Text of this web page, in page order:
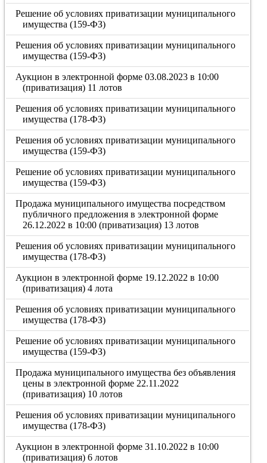
Решение об условиях приватизации муниципального
имущества (159-ФЗ)
Решения об условиях приватизации муниципального
имущества (159-ФЗ)
Аукцион в электронной форме 03.08.2023 в 10:00
(приватизация) 11 лотов
Решения об условиях приватизации муниципального
имущества (178-ФЗ)
Решения об условиях приватизации муниципального
имущества (159-ФЗ)
Решение об условиях приватизации муниципального
имущества (159-ФЗ)
Продажа муниципального имущества посредством
публичного предложения в электронной форме
26.12.2022 в 10:00 (приватизация) 13 лотов
Решения об условиях приватизации муниципального
имущества (178-ФЗ)
Аукцион в электронной форме 19.12.2022 в 10:00
(приватизация) 4 лота
Решения об условиях приватизации муниципального
имущества (178-ФЗ)
Решение об условиях приватизации муниципального
имущества (159-ФЗ)
Продажа муниципального имущества без объявления
цены в электронной форме 22.11.2022
(приватизация) 10 лотов
Решения об условиях приватизации муниципального
имущества (178-ФЗ)
Аукцион в электронной форме 31.10.2022 в 10:00
(приватизация) 6 лотов